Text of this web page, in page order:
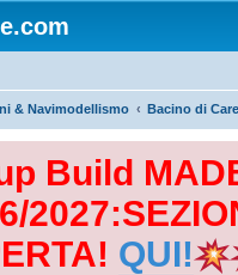
& Navimodellismo Bacino di
Build
QUI!